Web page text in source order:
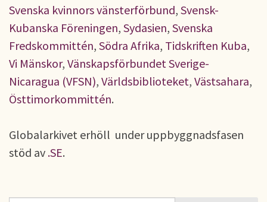
Svenska kvinnors vänsterförbund, Svensk-
Kubanska Föreningen, Sydasien, Svenska
Fredskommittén, Södra Afrika, Tidskriften Kuba,
Vi Mänskor, Vänskapsförbundet Sverige-
Nicaragua (VFSN), Världsbiblioteket, Västsahara,
Östtimorkommittén.
Globalarkivet erhöll under uppbyggnadsfasen
stöd av .SE.